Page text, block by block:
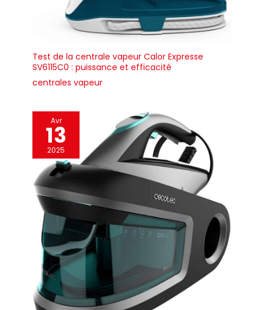
Test de la centrale vapeur Calor Expresse
SV6115C0 : puissance et efficacité
centrales vapeur
Avr
13
2025